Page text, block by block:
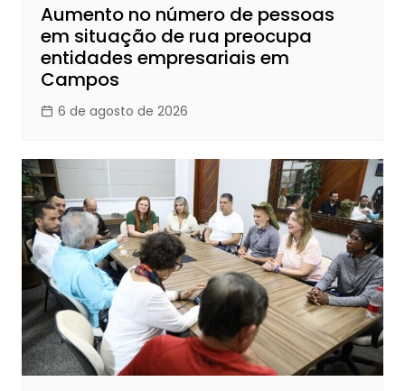
Aumento no número de pessoas
em situação de rua preocupa
entidades empresariais em
Campos
6 de agosto de 2026